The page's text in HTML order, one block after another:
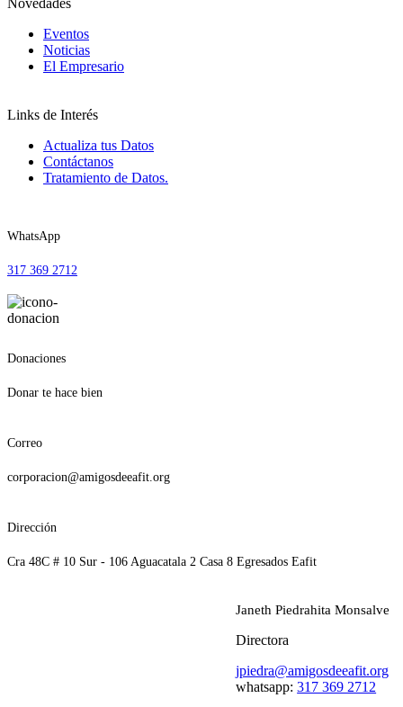
Novedades
Eventos
Noticias
El Empresario
Links de Interés
Actualiza tus Datos
Contáctanos
Tratamiento de Datos.
WhatsApp
317 369 2712
Donaciones
Donar te hace bien
Correo
corporacion@amigosdeeafit.org
Dirección
Cra 48C # 10 Sur - 106 Aguacatala 2 Casa 8 Egresados Eafit
Janeth Piedrahita Monsalve
Directora
jpiedra@amigosdeeafit.org
whatsapp:317 369 2712